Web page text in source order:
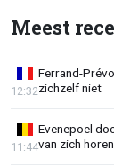
Meest
Ferrand-
zichzelf niet
12:32
Evenepoel
van zich horen
11:44